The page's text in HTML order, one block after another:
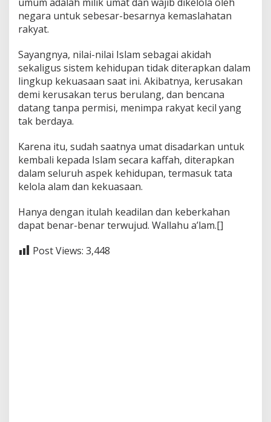
negara untuk sebesar-besarnya kemaslahatan
rakyat.
Sayangnya, nilai-nilai Islam sebagai akidah
sekaligus sistem kehidupan tidak diterapkan dalam
lingkup kekuasaan saat ini. Akibatnya, kerusakan
demi kerusakan terus berulang, dan bencana
datang tanpa permisi, menimpa rakyat kecil yang
tak berdaya.
Karena itu, sudah saatnya umat disadarkan untuk
kembali kepada Islam secara kaffah, diterapkan
dalam seluruh aspek kehidupan, termasuk tata
kelola alam dan kekuasaan.
Hanya dengan itulah keadilan dan keberkahan
dapat benar-benar terwujud. Wallahu a’lam.[]
Post Views: 3,448